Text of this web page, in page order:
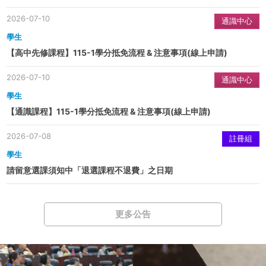
通識中心
學生
2026-07-10
【高中先修課程】115-1學分抵免流程 & 注意事項(線上申請)
通識中心
學生
2026-07-10
【通識課程】115-1學分抵免流程 & 注意事項(線上申請)
註冊組
學生
2026-07-08
請留意選課須知中「退選課程不退費」之日期
更多公告